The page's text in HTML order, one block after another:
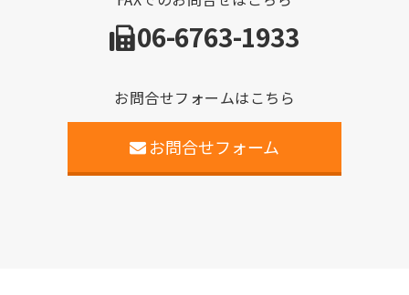
06-6763-1933
お問合せフォームはこちら
お問合せフォーム